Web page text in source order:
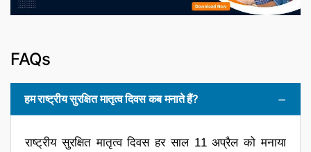
FAQs
हम राष्ट्रीय सुरक्षित मातृत्व दिवस कब मनाते हैं?
राष्ट्रीय सुरक्षित मातृत्व दिवस हर साल 11 अप्रैल को मनाया